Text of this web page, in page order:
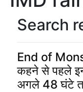
Search
End of
कहने से पहले
अगले 48 घंटे तक